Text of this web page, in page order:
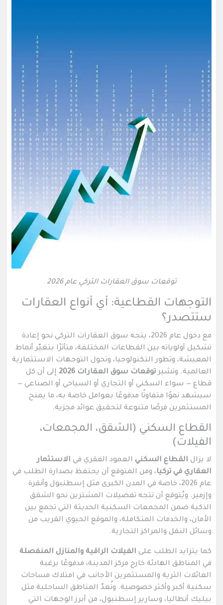
توقعات سوق العقارات التركي عام 2026
التوجهات القطاعية: أي أنواع العقارات
ستتصدر؟
مع دخول عام 2026، يتجه سوق العقارات التركي نحو إعادة
تشكيل أولوياته بين القطاعات المختلفة، متأثرًا بتغيّر أنماط
المعيشة، وتطور التكنولوجيا، وتحول التوجهات الاستثمارية
العالمية. وتشيرتوقعات سوق العقارات 2026
إلى أن كل
قطاع — سواء السكني أو التجاري أو السياحي أو الصناعي —
سيشهد نموًا متفاوتًا مدفوعًا بعوامل خاصة به، ما يمنح
المستثمرين فرصًا متنوعة لتحقيق عوائد مجزية.
القطاع السكني (الشقق، المجمعات،
الفيلات)
لا يزال القطاع السكني العمود الفقري في الاستثمار
العقاري في تركيا، ومن المتوقع أن يحتفظ بصدارة الطلب في
عام 2026، خاصة في المدن الكبرى مثل إسطنبول وأنقرة
وإزمير. ويُتوقع أن تتجه تفضيلات المشترين نحو الشقق
الذكية ضمن المجمعات السكنية الحديثة التي تجمع بين
الأمان، والخدمات المتكاملة، والموقع الحيوي القريب من
وسائل النقل والمراكز التجارية.
كما يتزايد الطلب على الفيلات الراقية والمنازل المنفصلة
في المناطق الهادئة خارج مركز المدينة، مدفوعًا برغبة
العائلات الثرية والمستثمرين الأجانب في امتلاك مساحات
سكنية أكبر وأكثر خصوصية. وتُعدّ المناطق الساحلية مثل
بيليك أنطاليا، وسارير إسطنبول، من أبرز الوجهات التي